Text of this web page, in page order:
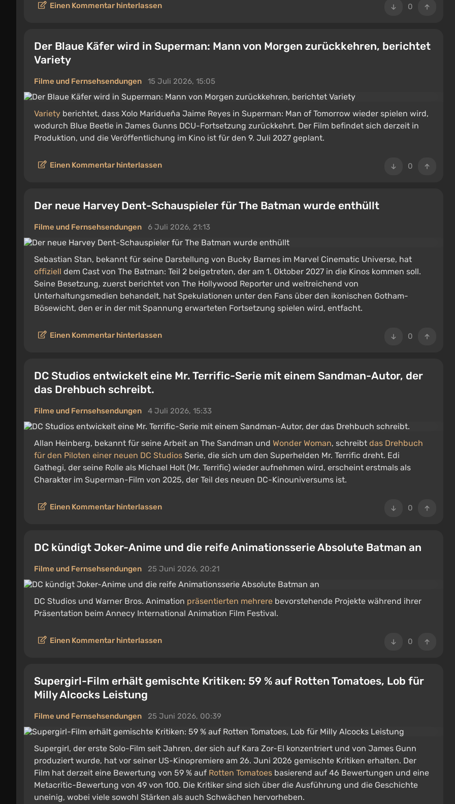
0
Einen Kommentar hinterlassen
Der Blaue Käfer wird in Superman: Mann von Morgen zurückkehren, berichtet
Variety
Filme und Fernsehsendungen 15 Juli 2026, 15:05
Variety berichtet, dass Xolo Maridueña Jaime Reyes in Superman: Man of Tomorrow wieder spielen wird,
wodurch Blue Beetle in James Gunns DCU-Fortsetzung zurückkehrt. Der Film befindet sich derzeit in
Produktion, und die Veröffentlichung im Kino ist für den 9. Juli 2027 geplant.
0
Einen Kommentar hinterlassen
Der neue Harvey Dent-Schauspieler für The Batman wurde enthüllt
Filme und Fernsehsendungen 6 Juli 2026, 21:13
Sebastian Stan, bekannt für seine Darstellung von Bucky Barnes im Marvel Cinematic Universe, hat
offiziell dem Cast von The Batman: Teil 2 beigetreten, der am 1. Oktober 2027 in die Kinos kommen soll.
Seine Besetzung, zuerst berichtet von The Hollywood Reporter und weitreichend von
Unterhaltungsmedien behandelt, hat Spekulationen unter den Fans über den ikonischen Gotham-
Bösewicht, den er in der mit Spannung erwarteten Fortsetzung spielen wird, entfacht.
0
Einen Kommentar hinterlassen
DC Studios entwickelt eine Mr. Terrific-Serie mit einem Sandman-Autor, der
das Drehbuch schreibt.
Filme und Fernsehsendungen 4 Juli 2026, 15:33
Allan Heinberg, bekannt für seine Arbeit an The Sandman und Wonder Woman, schreibt das Drehbuch
für den Piloten einer neuen DC Studios Serie, die sich um den Superhelden Mr. Terrific dreht. Edi
Gathegi, der seine Rolle als Michael Holt (Mr. Terrific) wieder aufnehmen wird, erscheint erstmals als
Charakter im Superman-Film von 2025, der Teil des neuen DC-Kinouniversums ist.
0
Einen Kommentar hinterlassen
DC kündigt Joker-Anime und die reife Animationsserie Absolute Batman an
Filme und Fernsehsendungen 25 Juni 2026, 20:21
DC Studios und Warner Bros. Animation präsentierten mehrere bevorstehende Projekte während ihrer
Präsentation beim Annecy International Animation Film Festival.
0
Einen Kommentar hinterlassen
Supergirl-Film erhält gemischte Kritiken: 59 % auf Rotten Tomatoes, Lob für
Milly Alcocks Leistung
Filme und Fernsehsendungen 25 Juni 2026, 00:39
Supergirl, der erste Solo-Film seit Jahren, der sich auf Kara Zor-El konzentriert und von James Gunn
produziert wurde, hat vor seiner US-Kinopremiere am 26. Juni 2026 gemischte Kritiken erhalten. Der
Film hat derzeit eine Bewertung von 59 % auf Rotten Tomatoes basierend auf 46 Bewertungen und eine
Metacritic-Bewertung von 49 von 100. Die Kritiker sind sich über die Ausführung und die Geschichte
uneinig, wobei viele sowohl Stärken als auch Schwächen hervorheben.